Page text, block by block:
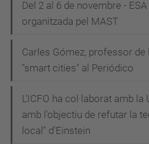
Del 2 al 6 de novembre -
organitzada pel MAST
Carles Gómez, professor de
"smart cities" al Periódico
L'ICFO ha col·laborat amb
amb l'objectiu de refutar la
local" d'Einstein